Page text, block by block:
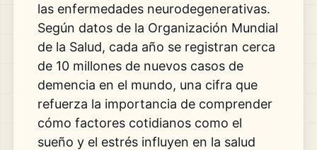
las enfermedades neurodegenerativas.
Según datos de la Organización Mundial
de la Salud, cada año se registran cerca
de 10 millones de nuevos casos de
demencia en el mundo, una cifra que
refuerza la importancia de comprender
cómo factores cotidianos como el
sueño y el estrés influyen en la salud